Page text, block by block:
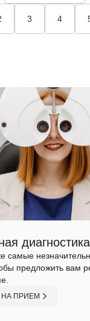
3 4
самые
предложить вам
ПРИЕМ